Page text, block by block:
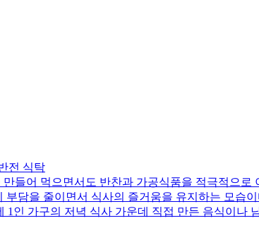
전 식탁
들어 먹으면서도 반찬과 가공식품을 적극적으
담을 줄이면서 식사의 즐거움을 유지하는 모습
인 가구의 저녁 식사 가운데 직접 만든 음식이나